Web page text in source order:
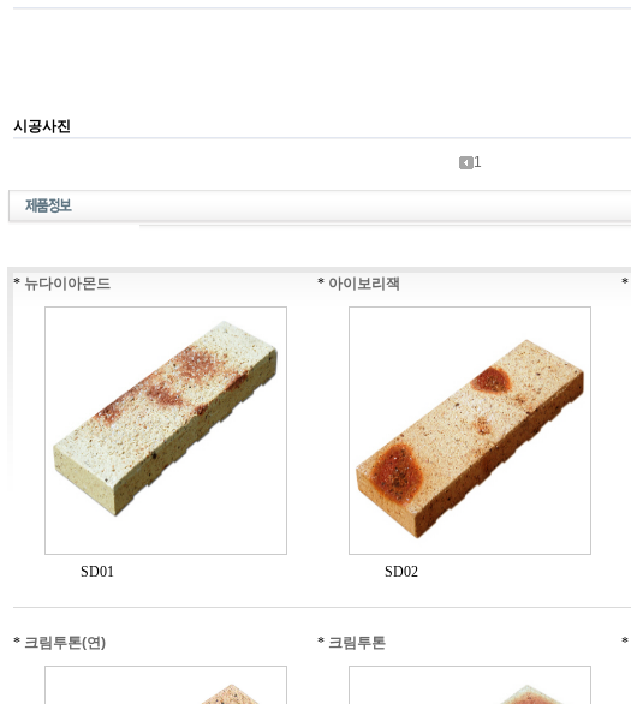
시공사진
1
* 뉴다이아몬드
SD01
* 아이보리잭
SD02
*
* 크림투톤(연) * 크림투톤 *